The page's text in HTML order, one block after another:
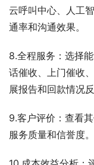
云呼叫中心、人工
通率和沟通效果。
8.全程服务：选择
话催收、上门催收
展报告和回款情况反
9.客户评价：查看
服务质量和信誉度。